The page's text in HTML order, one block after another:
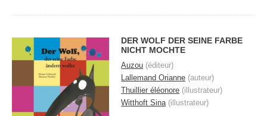
DER WOLF DER SEINE FARBE
NICHT MOCHTE
Auzou (éditeur)
Lallemand Orianne (auteur)
Thuillier éléonore (illustrateur)
Witthoft Sina(illustrateur)